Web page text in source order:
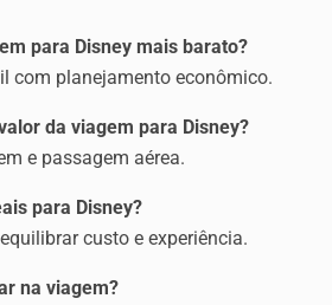
para Disney mais barato?
com planejamento econômico.
da viagem para Disney?
e passagem aérea.
para Disney?
custo e experiência.
na viagem?